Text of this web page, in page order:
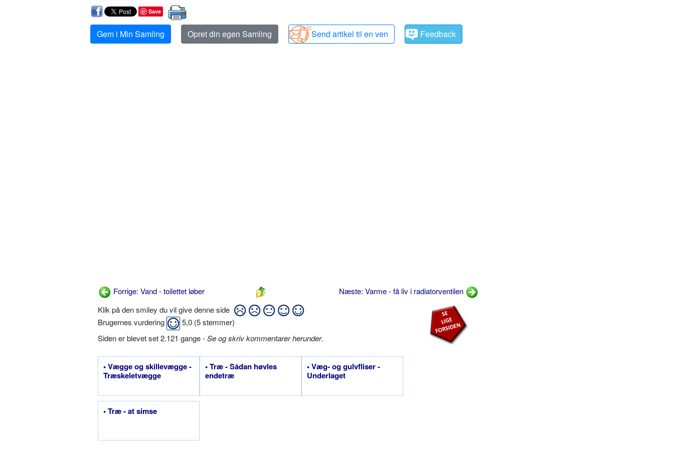
Save
Gem i Min Samling Opret din egen Samling Send artikel til en ven Feedback
Forrige: Vand - toilettet løber
Næste: Varme - få liv i radiatorventilen
Klik på den smiley du vil give denne side
Brugernes vurdering
5,0 (5stemmer)
Siden er blevet set 2.121 gange -Se og skriv kommentarer herunder.
• Vægge og skillevægge -
Træskeletvægge
• Træ - Sådan høvles
endetræ
• Væg- og gulvfliser -
Underlaget
• Træ - at simse